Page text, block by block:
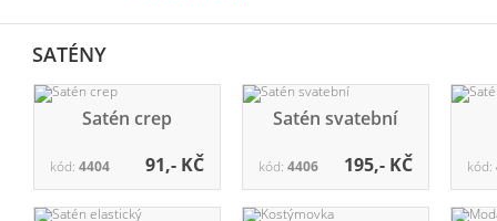
SATÉNY
Satén crep
kód: 4404 91,- KČ
Satén svatební
kód: 4406 195,- KČ kód: